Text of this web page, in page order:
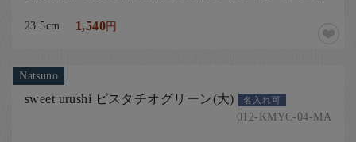
23.5cm 1,540円
Natsuno
sweet urushi ピスタチオグリーン(大) 名入れ可
012-KMYC-04-MA